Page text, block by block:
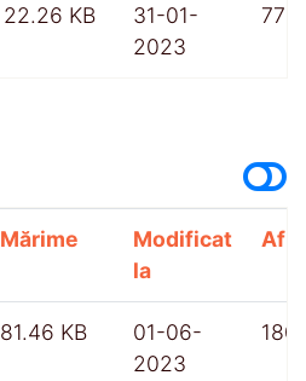
22.26 KB
31-01-
2023
775
Mărime
Modificat
la
81.46 KB
01-06-
2023